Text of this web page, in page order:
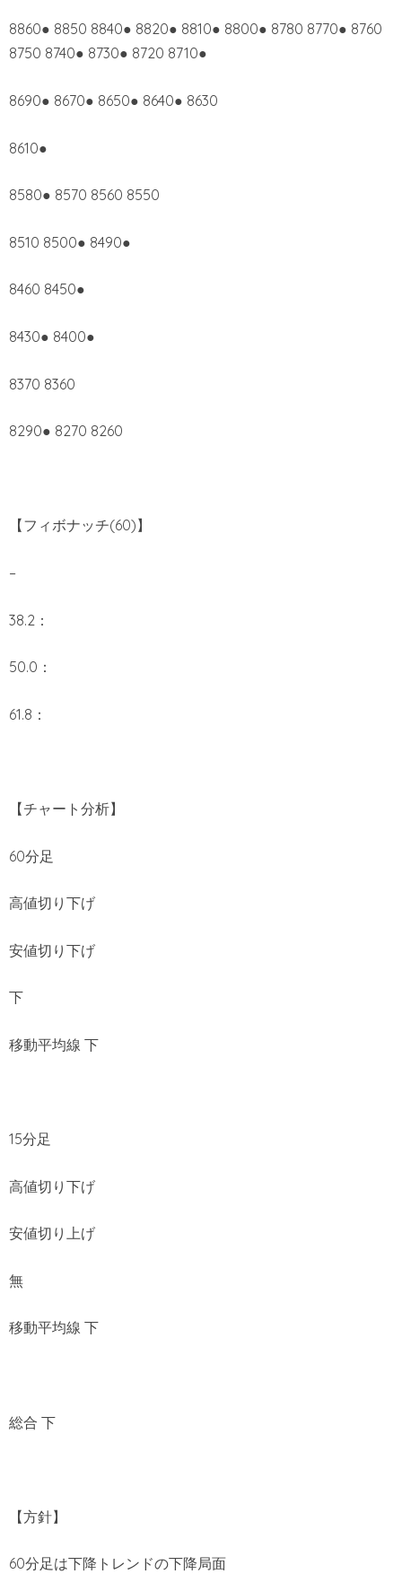
8860● 8850 8840● 8820● 8810● 8800● 8780 8770● 8760
8750 8740● 8730● 8720 8710●
8690● 8670● 8650● 8640● 8630
8610●
8580● 8570 8560 8550
8510 8500● 8490●
8460 8450●
8430● 8400●
8370 8360
8290● 8270 8260
【フィボナッチ(60)】
–
38.2：
50.0：
61.8：
【チャート分析】
60分足
高値切り下げ
安値切り下げ
下
移動平均線 下
15分足
高値切り下げ
安値切り上げ
無
移動平均線 下
総合 下
【方針】
60分足は下降トレンドの下降局面